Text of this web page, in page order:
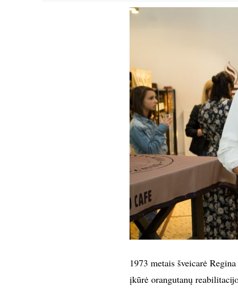
1973 metais šveicarė
įkūrė orangutanų